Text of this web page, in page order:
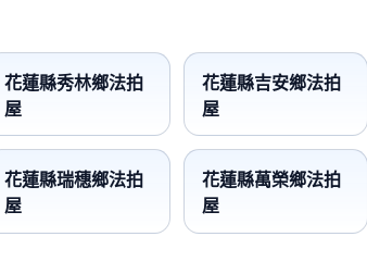
花蓮縣秀林鄉法拍
屋
花蓮縣吉安鄉法拍
屋
花蓮縣瑞穗鄉法拍
屋
花蓮縣萬榮鄉法拍
屋